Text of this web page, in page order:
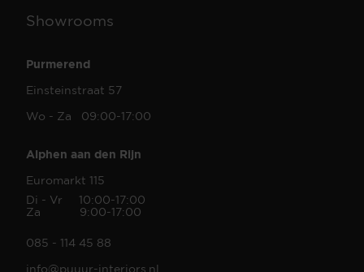
Showrooms
Purmerend
Einsteinstraat 57
Wo - Za 09:00-17:00
Alphen aan den Rijn
Euromarkt 115
Di - Vr 10:00-17:00
Za 9:00-17:00
085 - 114 45 88
info@puuur-interiors.nl